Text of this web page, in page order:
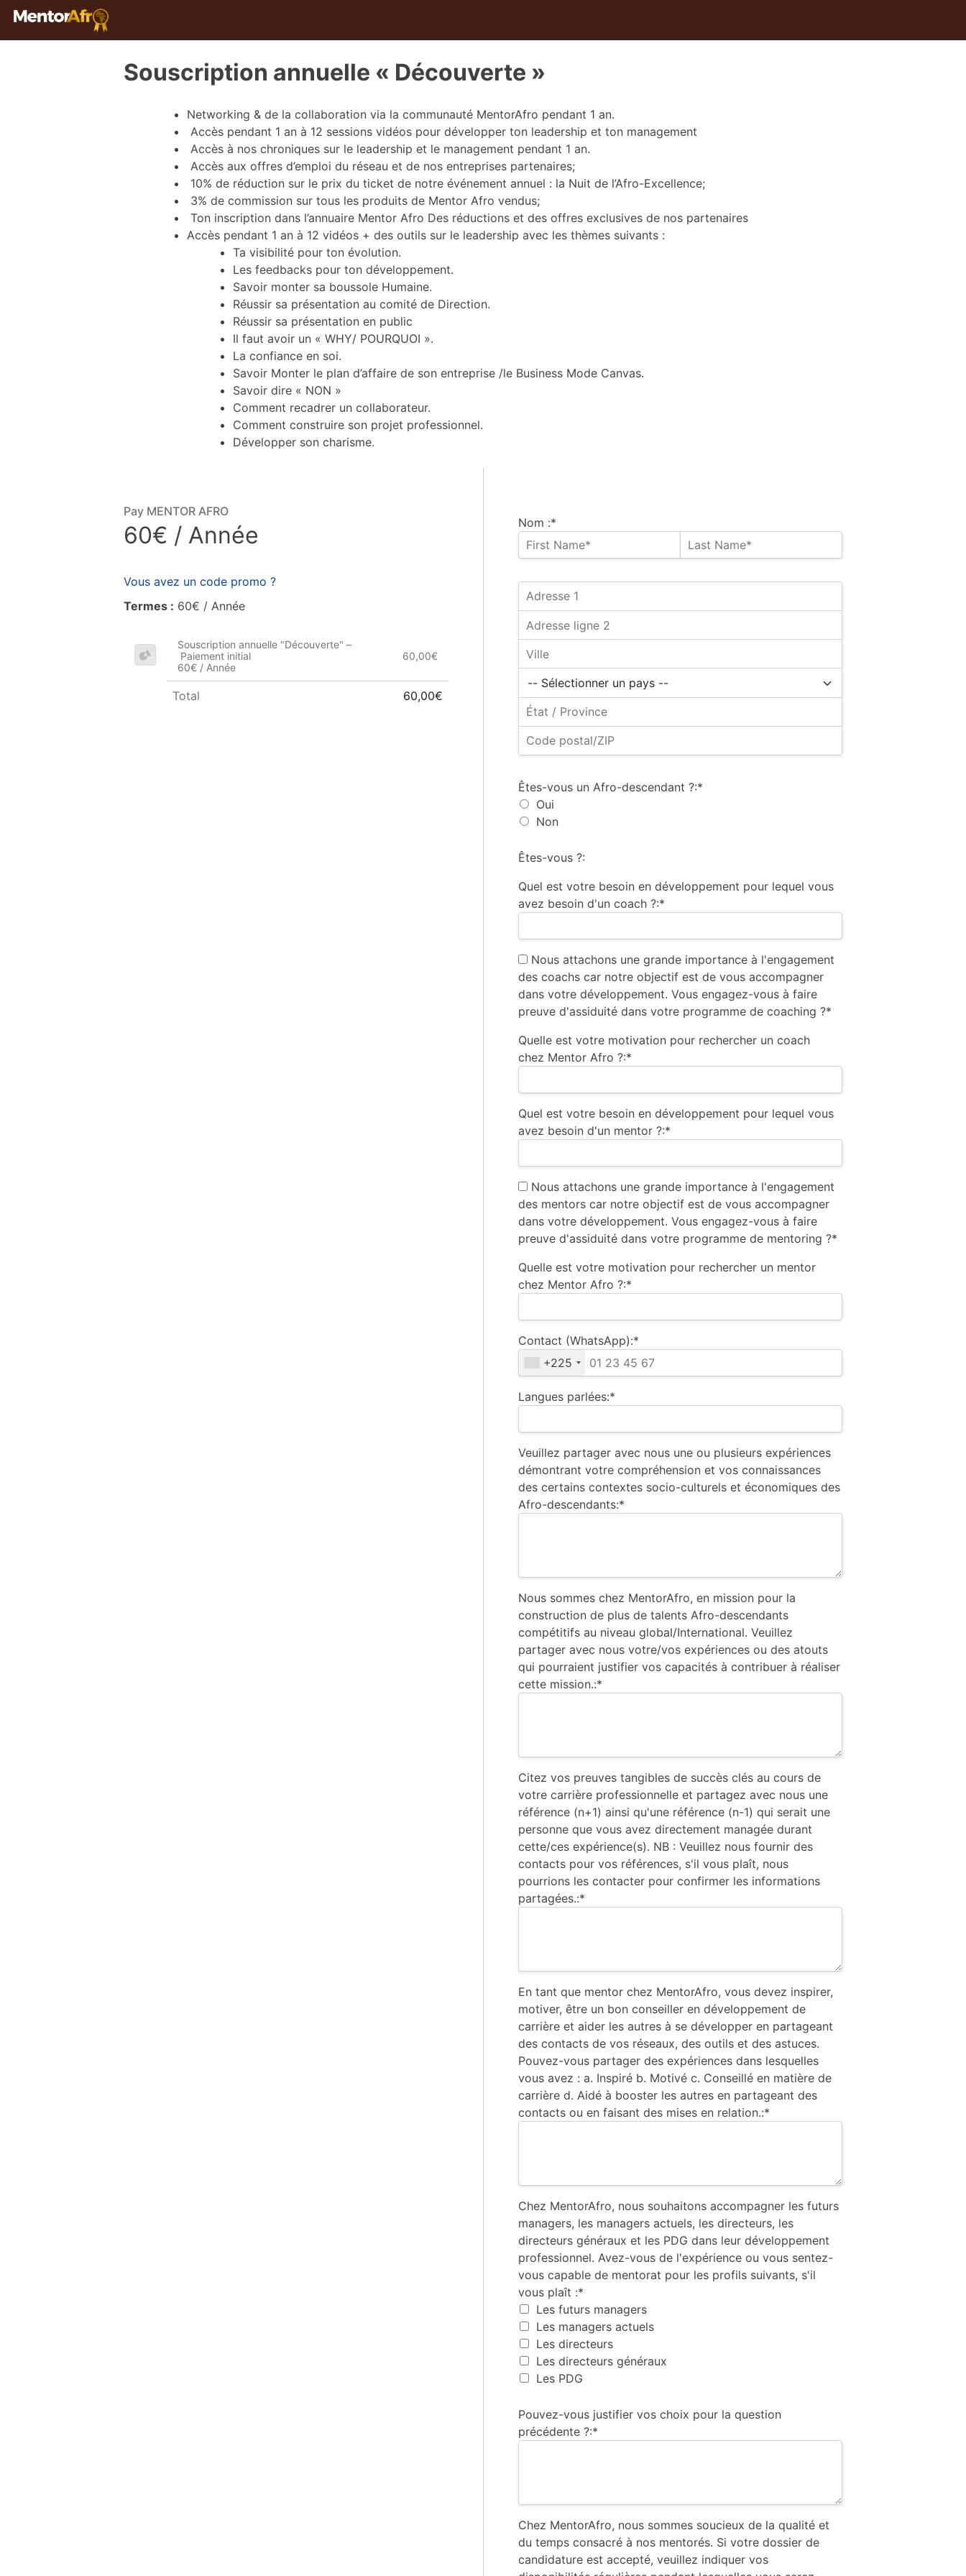
Souscription annuelle « Découverte »
Networking & de la collaboration via la communauté MentorAfro pendant 1 an.
Accès pendant 1 an à 12 sessions vidéos pour développer ton leadership et ton management
Accès à nos chroniques sur le leadership et le management pendant 1 an.
Accès aux offres d’emploi du réseau et de nos entreprises partenaires;
10% de réduction sur le prix du ticket de notre événement annuel : la Nuit de l’Afro-Excellence;
3% de commission sur tous les produits de Mentor Afro vendus;
Ton inscription dans l’annuaire Mentor Afro Des réductions et des offres exclusives de nos partenaires
Accès pendant 1 an à 12 vidéos + des outils sur le leadership avec les thèmes suivants :
Ta visibilité pour ton évolution.
Les feedbacks pour ton développement.
Savoir monter sa boussole Humaine.
Réussir sa présentation au comité de Direction.
Réussir sa présentation en public
Il faut avoir un « WHY/ POURQUOI ».
La confiance en soi.
Savoir Monter le plan d’affaire de son entreprise /le Business Mode Canvas.
Savoir dire « NON »
Comment recadrer un collaborateur.
Comment construire son projet professionnel.
Développer son charisme.
Nom :*
Êtes-vous un Afro-descendant ?:*
Oui
Non
Êtes-vous ?:
Quel est votre besoin en développement pour lequel vous
avez besoin d'un coach ?:*
Nous attachons une grande importance à l'engagement
des coachs car notre objectif est de vous accompagner
dans votre développement. Vous engagez-vous à faire
preuve d'assiduité dans votre programme de coaching ?*
Quelle est votre motivation pour rechercher un coach
chez Mentor Afro ?:*
Quel est votre besoin en développement pour lequel vous
avez besoin d'un mentor ?:*
Nous attachons une grande importance à l'engagement
des mentors car notre objectif est de vous accompagner
dans votre développement. Vous engagez-vous à faire
preuve d'assiduité dans votre programme de mentoring ?*
Quelle est votre motivation pour rechercher un mentor
chez Mentor Afro ?:*
Contact (WhatsApp):*
+225
Langues parlées:*
Veuillez partager avec nous une ou plusieurs expériences
démontrant votre compréhension et vos connaissances
des certains contextes socio-culturels et économiques des
Afro-descendants:*
Nous sommes chez MentorAfro, en mission pour la
construction de plus de talents Afro-descendants
compétitifs au niveau global/International. Veuillez
partager avec nous votre/vos expériences ou des atouts
qui pourraient justifier vos capacités à contribuer à réaliser
cette mission.:*
Citez vos preuves tangibles de succès clés au cours de
votre carrière professionnelle et partagez avec nous une
référence (n+1) ainsi qu'une référence (n-1) qui serait une
personne que vous avez directement managée durant
cette/ces expérience(s). NB : Veuillez nous fournir des
contacts pour vos références, s'il vous plaît, nous
pourrions les contacter pour confirmer les informations
partagées.:*
En tant que mentor chez MentorAfro, vous devez inspirer,
motiver, être un bon conseiller en développement de
carrière et aider les autres à se développer en partageant
des contacts de vos réseaux, des outils et des astuces.
Pouvez-vous partager des expériences dans lesquelles
vous avez : a. Inspiré b. Motivé c. Conseillé en matière de
carrière d. Aidé à booster les autres en partageant des
contacts ou en faisant des mises en relation.:*
Chez MentorAfro, nous souhaitons accompagner les futurs
managers, les managers actuels, les directeurs, les
directeurs généraux et les PDG dans leur développement
professionnel. Avez-vous de l'expérience ou vous sentez-
vous capable de mentorat pour les profils suivants, s'il
vous plaît :*
Les futurs managers
Les managers actuels
Les directeurs
Les directeurs généraux
Les PDG
Pouvez-vous justifier vos choix pour la question
précédente ?:*
Chez MentorAfro, nous sommes soucieux de la qualité et
du temps consacré à nos mentorés. Si votre dossier de
candidature est accepté, veuillez indiquer vos
Pay MENTOR AFRO
60€ / Année
Vous avez un code promo ?
Termes : 60€ / Année
Souscription annuelle "Découverte" –
Paiement initial
60€ / Année
60,00€
Total 60,00€